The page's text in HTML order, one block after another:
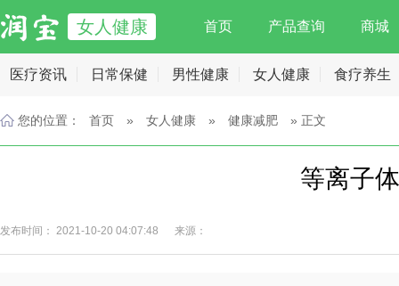
女人健康 首页 产品查询 商城
医疗资讯 日常保健 男性健康 女人健康 食疗养生
您的位置： 首页 » 女人健康 » 健康减肥 » 正文
等离子
发布时间： 2021-10-20 04:07:48 来源：